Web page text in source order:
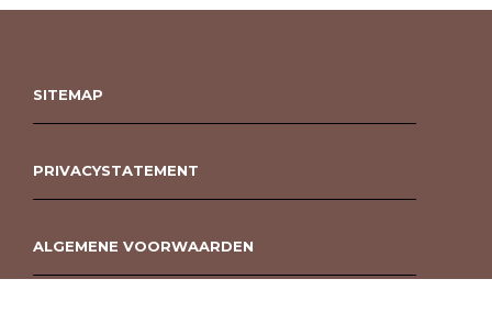
SITEMAP
PRIVACYSTATEMENT
ALGEMENE VOORWAARDEN